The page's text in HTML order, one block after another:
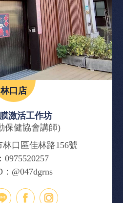
林口店
激活工作坊
保健協會講師)
林口區佳林路156號
0975520257
@047dgrns